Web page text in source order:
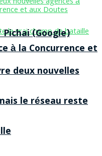
deux nouvelles
le réseau reste
(Google)
à la Concurrence et